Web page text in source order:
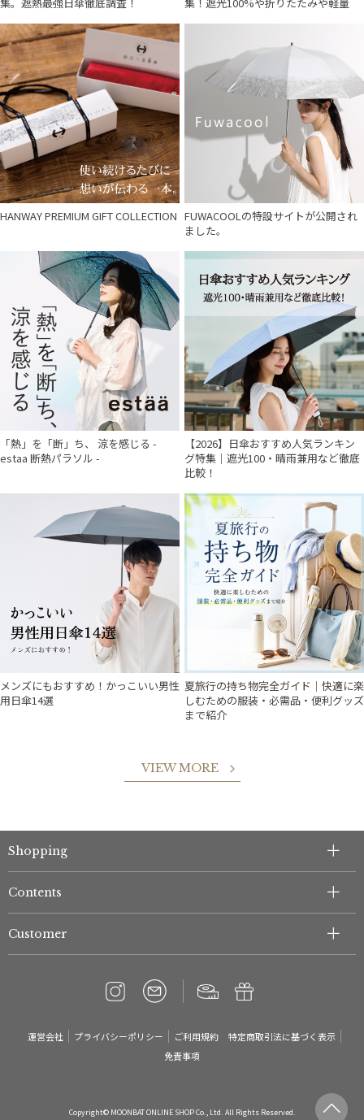
HANWAY PREMIUM GIFT COLLECTION FUWACOOLの特設サイトが公開され
ました。
「熱」を「断」ち、 涼を感じる -
estaa 断熱パラソル -
【2026】日傘おすすめ人気ランキン
グ特集｜遮光100・晴雨兼用など徹底
比較！
メンズにもおすすめ！かっこいい男性
用日傘14選
夏旅行の持ち物完全ガイド｜快適に楽
しむための服装・必需品・便利グッズ
まで紹介
VIEW MORE
Shopping
Contents
Customer
運営会社 プライバシーポリシー ご利用規約
特定商取引法に基づく表示
免責事項
Copyright© MOONBAT ONLINE SHOP Co., Ltd. All Rights Reserved.